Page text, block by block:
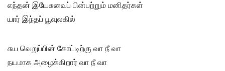
எந்தன் இயேசுவைப் பின்பற்றும் மனிதர்கள்
யார் இந்தப் பூவுலகில்
சுய வெறுப்பின் கோட்டிற்கு வா நீ வா
நயமாக அழைக்கிறார் வா நீ வா